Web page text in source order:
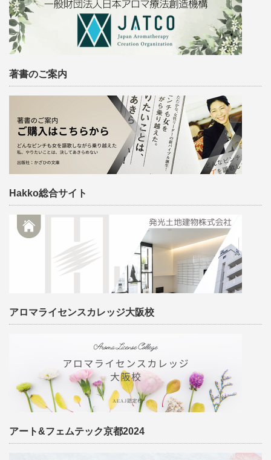
著書のご案内
Hakko総合サイト
アロマライセンスカレッジ大阪校
アート&フェムテック京都2024